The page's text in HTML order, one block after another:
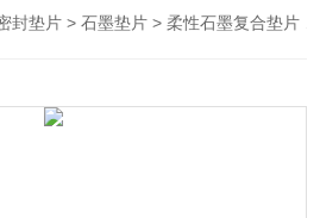
封垫片 >石墨垫片 > 柔性石墨复合垫片 高强石墨垫片 报价